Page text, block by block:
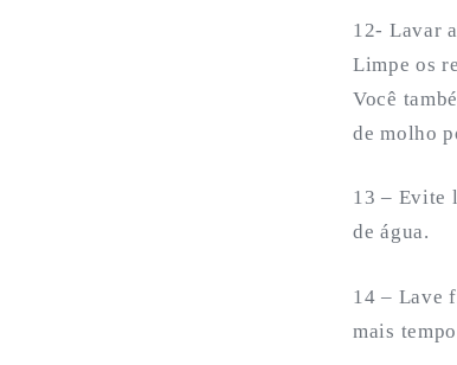
12- Lavar
Limpe os
Você
de molho
13 – Evite
de água.
14 – Lave
mais